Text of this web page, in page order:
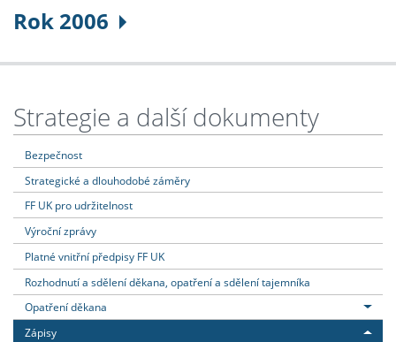
Rok 2006
Strategie a další dokumenty
Bezpečnost
Strategické a dlouhodobé záměry
FF UK pro udržitelnost
Výroční zprávy
Platné vnitřní předpisy FF UK
Rozhodnutí a sdělení děkana, opatření a sdělení tajemníka
Opatření děkana
Zápisy